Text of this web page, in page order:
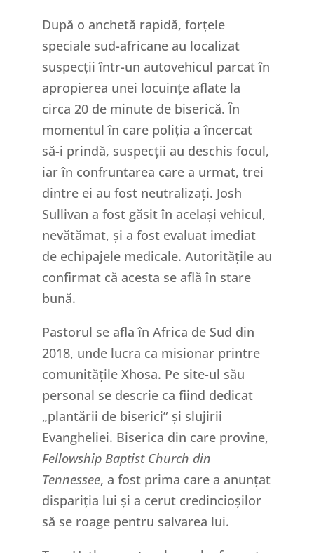
După o anchetă rapidă, forțele
speciale sud-africane au localizat
suspecții într-un autovehicul parcat în
apropierea unei locuințe aflate la
circa 20 de minute de biserică. În
momentul în care poliția a încercat
să-i prindă, suspecții au deschis focul,
iar în confruntarea care a urmat, trei
dintre ei au fost neutralizați. Josh
Sullivan a fost găsit în același vehicul,
nevătămat, și a fost evaluat imediat
de echipajele medicale. Autoritățile au
confirmat că acesta se află în stare
bună.
Pastorul se afla în Africa de Sud din
2018, unde lucra ca misionar printre
comunitățile Xhosa. Pe site-ul său
personal se descrie ca fiind dedicat
„plantării de biserici” și slujirii
Evangheliei. Biserica din care provine,
Fellowship Baptist Church din
Tennessee, a fost prima care a anunțat
dispariția lui și a cerut credincioșilor
să se roage pentru salvarea lui.